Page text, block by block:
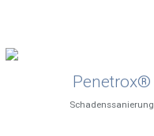
Penetrox®
Schadenssanierung